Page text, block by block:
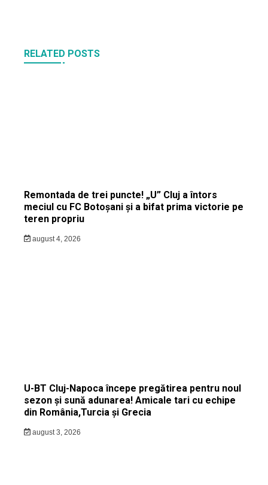
RELATED POSTS
Remontada de trei puncte! „U” Cluj a întors
meciul cu FC Botoșani și a bifat prima victorie pe
teren propriu
august 4, 2026
U-BT Cluj-Napoca începe pregătirea pentru noul
sezon și sună adunarea! Amicale tari cu echipe
din România,Turcia și Grecia
august 3, 2026